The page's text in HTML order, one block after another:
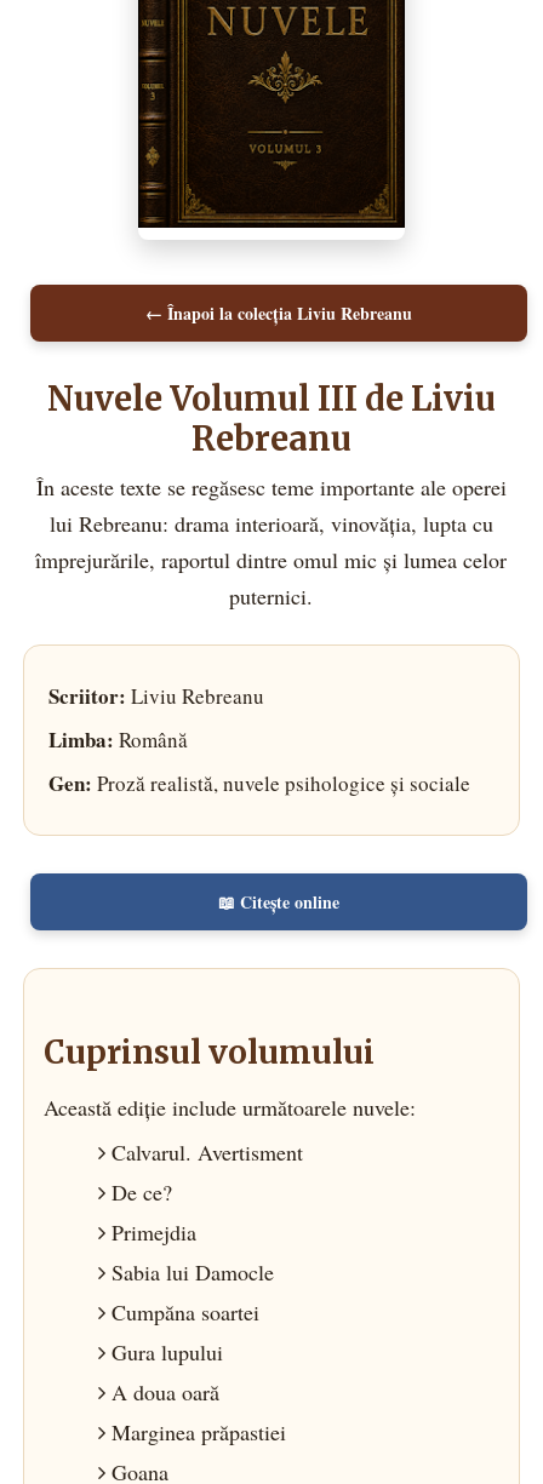
← Înapoi la colecția Liviu Rebreanu
Nuvele Volumul III de Liviu
Rebreanu
În aceste texte se regăsesc teme importante ale operei
lui Rebreanu: drama interioară, vinovăția, lupta cu
împrejurările, raportul dintre omul mic și lumea celor
puternici.
Scriitor: Liviu Rebreanu
Limba: Română
Gen: Proză realistă, nuvele psihologice și sociale
📖 Citește online
Cuprinsul volumului
Această ediție include următoarele nuvele:
Calvarul. Avertisment
De ce?
Primejdia
Sabia lui Damocle
Cumpăna soartei
Gura lupului
A doua oară
Marginea prăpastiei
Goana